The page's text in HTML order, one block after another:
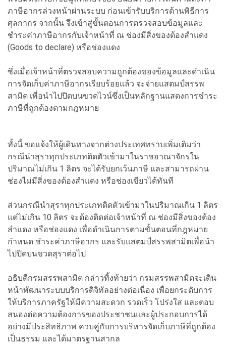
ภาษีอากรล่วงหน้าผ่านระบบ ก่อนเข้ารับบริการด้านพิธีการ
ศุลกากร จากนั้น จึงเข้าสู่ขั้นตอนการตรวจสอบข้อมูลและ
ชำระค่าภาษีอากรกับเจ้าหน้าที่ ณ ช่องมีสิ่งของต้องสำแดง
(Goods to declare) หรือช่องแดง
ซึ่งเมื่อเจ้าหน้าที่ตรวจสอบความถูกต้องของข้อมูลและดำเนิน
การจัดเก็บค่าภาษีอากรเรียบร้อยแล้ว จะจ่ายแสตมป์สรรพ
สามิต เพื่อนำไปปิดบนขวดไวน์ซึ่งเป็นหลักฐานแสดงการชำระ
ภาษีที่ถูกต้องตามกฎหมาย
ทั้งนี้ ขอแจ้งให้ผู้เดินทางจากต่างประเทศทราบเพิ่มเติมว่า
กรณีนำสุราทุกประเภทติดตัวเข้ามาในราชอาณาจักรใน
ปริมาณไม่เกิน 1 ลิตร จะได้รับยกเว้นภาษี และสามารถผ่าน
ช่องไม่มีสิ่งของต้องสำแดง หรือช่องเขียวได้ทันที
ส่วนกรณีนำสุราทุกประเภทติดตัวเข้ามาในปริมาณเกิน 1 ลิตร
แต่ไม่เกิน 10 ลิตร จะต้องติดต่อเจ้าหน้าที่ ณ ช่องมีสิ่งของต้อง
สำแดง หรือช่องแดง เพื่อดำเนินการตามขั้นตอนที่กฎหมาย
กำหนด ชำระค่าภาษีอากร และรับแสตมป์สรรพสามิตเพื่อนำ
ไปปิดบนขวดสุราต่อไป
อธิบดีกรมสรรพสามิต กล่าวทิ้งท้ายว่า กรมสรรพสามิตจะเดิน
หน้าพัฒนาระบบบริการดิจิทัลอย่างต่อเนื่อง เพื่อยกระดับการ
ให้บริการภาครัฐให้มีความสะดวก รวดเร็ว โปร่งใส และตอบ
สนองต่อความต้องการของประชาชนและผู้ประกอบการได้
อย่างมีประสิทธิภาพ ควบคู่กับการบริหารจัดเก็บภาษีที่ถูกต้อง
เป็นธรรม และได้มาตรฐานสากล